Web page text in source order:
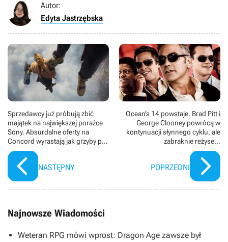
Autor:
Edyta Jastrzębska
Sprzedawcy już próbują zbić
majątek na największej porażce
Sony. Absurdalne oferty na
Concord wyrastają jak grzyby po
deszczu
NASTĘPNY
Ocean’s 14 powstaje. Brad Pitt i
George Clooney powrócą w
kontynuacji słynnego cyklu, ale
zabraknie reżysera
odpowiedzialnego za poprzednie
filmy
POPRZEDNI
Najnowsze Wiadomości
Weteran RPG mówi wprost: Dragon Age zawsze był